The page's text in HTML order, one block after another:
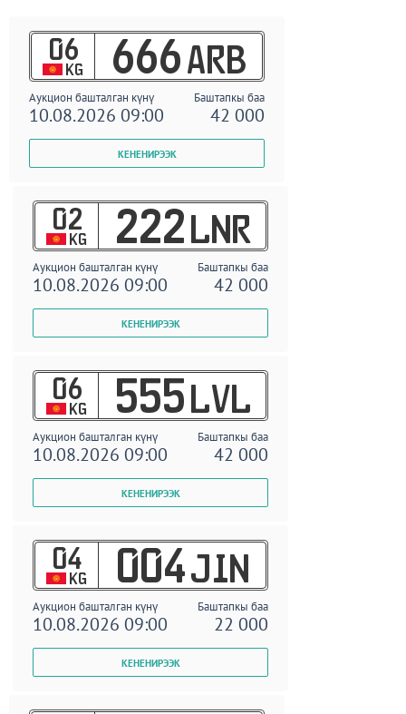
06
KG 666 ARB
Аукцион башталган күнү Баштапкы баа
10.08.2026 09:00 42 000
02
KG 222 LNR
Аукцион башталган күнү Баштапкы баа
10.08.2026 09:00 42 000
06
KG 555 LVL
Аукцион башталган күнү Баштапкы баа
10.08.2026 09:00 42 000
04
KG 004 JIN
Аукцион башталган күнү Баштапкы баа
10.08.2026 09:00 22 000